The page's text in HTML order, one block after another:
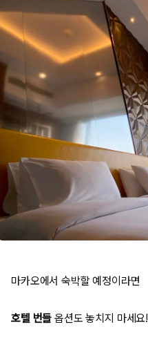
마카오에서 숙박할 예정이라면
호텔 번들옵션도 놓치지 마세요!